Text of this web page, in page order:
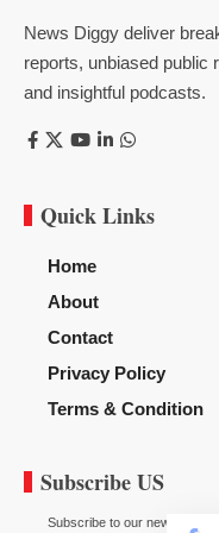
News Diggy deliver
reports, unbiased public
and insightful podcasts.
Quick Links
Home
About
Contact
Privacy Policy
Terms & Condition
Subscribe US
Subscribe to our newsletter